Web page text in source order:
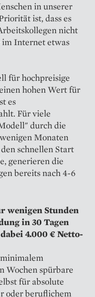
in unserer
ist, dass es
nicht
im Internet etwas
für hochpreisige
hohen Wert für
es
Für viele
durch die
Monaten
schnellen Start
generieren die
bereits nach 4-6
wenigen Stunden
in 30 Tagen
4.000 € Netto-
Wochen spürbare
für absolute
oder beruflichem